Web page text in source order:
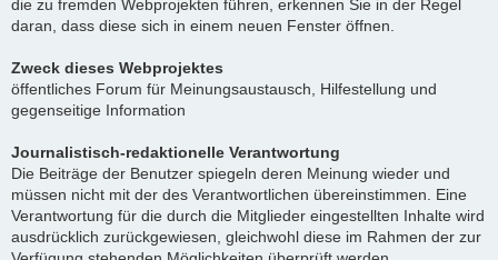
die zu fremden Webprojekten führen, erkennen Sie in der Regel
daran, dass diese sich in einem neuen Fenster öffnen.
Zweck dieses Webprojektes
öffentliches Forum für Meinungsaustausch, Hilfestellung und
gegenseitige Information
Journalistisch-redaktionelle Verantwortung
Die Beiträge der Benutzer spiegeln deren Meinung wieder und
müssen nicht mit der des Verantwortlichen übereinstimmen. Eine
Verantwortung für die durch die Mitglieder eingestellten Inhalte wird
ausdrücklich zurückgewiesen, gleichwohl diese im Rahmen der zur